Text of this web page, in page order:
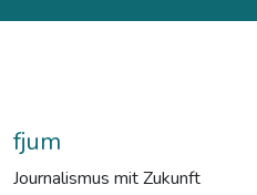
fjum
Journalismus mit Zukunft